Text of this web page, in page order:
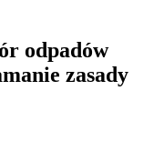
odpadów
zasady